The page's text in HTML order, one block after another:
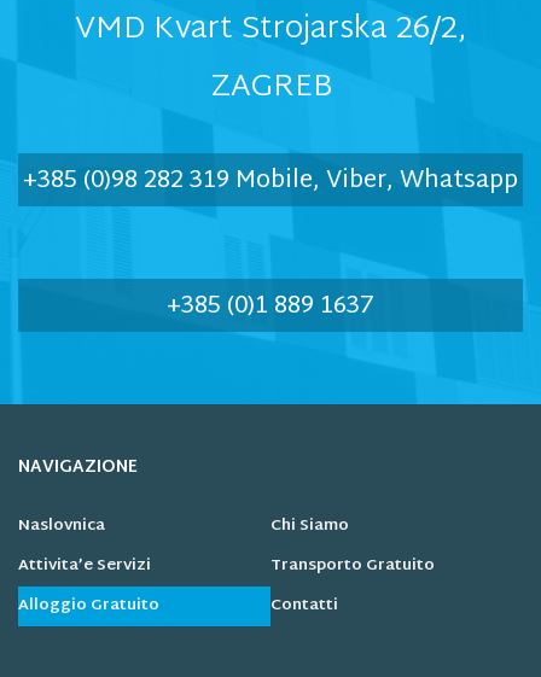
VMD Kvart Strojarska 26/2,
ZAGREB
+385 (0)98 282 319 Mobile, Viber, Whatsapp
+385 (0)1 889 1637
NAVIGAZIONE
Naslovnica
Chi Siamo
Attivita’e Servizi
Transporto Gratuito
Alloggio Gratuito
Contatti